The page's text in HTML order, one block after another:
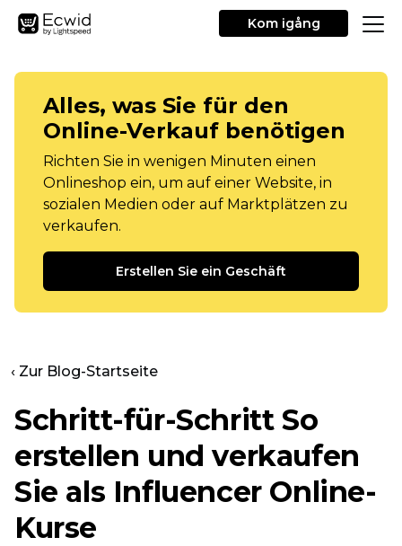
Kom igång
Alles, was Sie für den
Online-Verkauf benötigen
Richten Sie in wenigen Minuten einen
Onlineshop ein, um auf einer Website, in
sozialen Medien oder auf Marktplätzen zu
verkaufen.
Erstellen Sie ein Geschäft
‹ Zur Blog-Startseite
Schritt-für-SchrittSo
erstellen und verkaufen
Sie als Influencer Online-
Kurse